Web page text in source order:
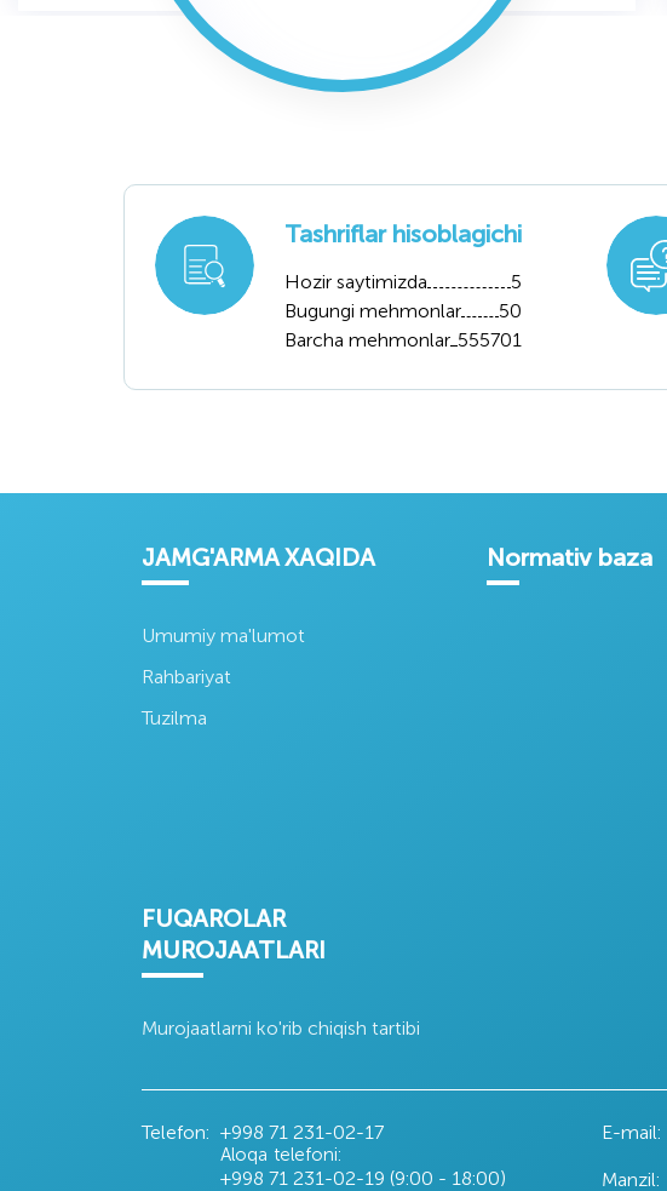
Oʻztoʻqimachiliks
Oʻzsanoat qurilish
Oʻzagrolizing
jamiyati
Oʻzsanoat qurilish
Tashriflar hisoblagichi
Hozir saytimizda
5
Bugungi mehmonlar
50
Barcha mehmonlar 555701
JAMG'ARMA XAQIDA
Umumiy ma'lumot
Rahbariyat
Tuzilma
Normativ baza
FUQAROLAR
MUROJAATLARI
Murojaatlarni ko'rib chiqish tartibi
Telefon: +998 71 231-02-17
Aloqa telefoni:
+998 71 231-02-19 (9:00 - 18:00)
E-mail:
Manzil: